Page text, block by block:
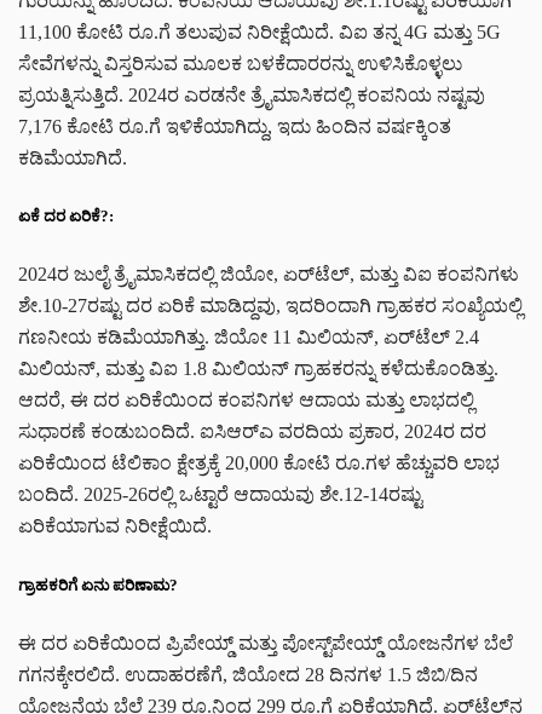
11,100 ಕೋಟಿ ರೂ.ಗೆ ತಲುಪುವ ನಿರೀಕ್ಷೆಯಿದೆ. ವಿ‌ಐ ತನ್ನ 4G ಮತ್ತು 5G
ಸೇವೆಗಳನ್ನು ವಿಸ್ತರಿಸುವ ಮೂಲಕ ಬಳಕೆದಾರರನ್ನು ಉಳಿಸಿಕೊಳ್ಳಲು
ಪ್ರಯತ್ನಿಸುತ್ತಿದೆ. 2024ರ ಎರಡನೇ ತ್ರೈಮಾಸಿಕದಲ್ಲಿ ಕಂಪನಿಯ ನಷ್ಟವು
7,176 ಕೋಟಿ ರೂ.ಗೆ ಇಳಿಕೆಯಾಗಿದ್ದು, ಇದು ಹಿಂದಿನ ವರ್ಷಕ್ಕಿಂತ
ಕಡಿಮೆಯಾಗಿದೆ.
ಏಕೆ ದರ ಏರಿಕೆ?:
2024ರ ಜುಲೈ ತ್ರೈಮಾಸಿಕದಲ್ಲಿ ಜಿಯೋ, ಏರ್‌ಟೆಲ್, ಮತ್ತು ವಿ‌ಐ ಕಂಪನಿಗಳು
ಶೇ.10-27ರಷ್ಟು ದರ ಏರಿಕೆ ಮಾಡಿದ್ದವು, ಇದರಿಂದಾಗಿ ಗ್ರಾಹಕರ ಸಂಖ್ಯೆಯಲ್ಲಿ
ಗಣನೀಯ ಕಡಿಮೆಯಾಗಿತ್ತು. ಜಿಯೋ 11 ಮಿಲಿಯನ್, ಏರ್‌ಟೆಲ್ 2.4
ಮಿಲಿಯನ್, ಮತ್ತು ವಿ‌ಐ 1.8 ಮಿಲಿಯನ್ ಗ್ರಾಹಕರನ್ನು ಕಳೆದುಕೊಂಡಿತ್ತು.
ಆದರೆ, ಈ ದರ ಏರಿಕೆಯಿಂದ ಕಂಪನಿಗಳ ಆದಾಯ ಮತ್ತು ಲಾಭದಲ್ಲಿ
ಸುಧಾರಣೆ ಕಂಡುಬಂದಿದೆ. ಐಸಿಆರ್‌ಎ ವರದಿಯ ಪ್ರಕಾರ, 2024ರ ದರ
ಏರಿಕೆಯಿಂದ ಟೆಲಿಕಾಂ ಕ್ಷೇತ್ರಕ್ಕೆ 20,000 ಕೋಟಿ ರೂ.ಗಳ ಹೆಚ್ಚುವರಿ ಲಾಭ
ಬಂದಿದೆ. 2025-26ರಲ್ಲಿ ಒಟ್ಟಾರೆ ಆದಾಯವು ಶೇ.12-14ರಷ್ಟು
ಏರಿಕೆಯಾಗುವ ನಿರೀಕ್ಷೆಯಿದೆ.
ಗ್ರಾಹಕರಿಗೆ ಏನು ಪರಿಣಾಮ?
ಈ ದರ ಏರಿಕೆಯಿಂದ ಪ್ರಿಪೇಯ್ಡ್ ಮತ್ತು ಪೋಸ್ಟ್‌ಪೇಯ್ಡ್ ಯೋಜನೆಗಳ ಬೆಲೆ
ಗಗನಕ್ಕೇರಲಿದೆ. ಉದಾಹರಣೆಗೆ, ಜಿಯೋದ 28 ದಿನಗಳ 1.5 ಜಿಬಿ/ದಿನ
ಯೋಜನೆಯ ಬೆಲೆ 239 ರೂ.ನಿಂದ 299 ರೂ.ಗೆ ಏರಿಕೆಯಾಗಿದೆ. ಏರ್‌ಟೆಲ್‌ನ